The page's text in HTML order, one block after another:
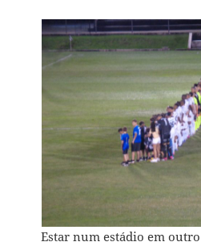
Estar num estádio em